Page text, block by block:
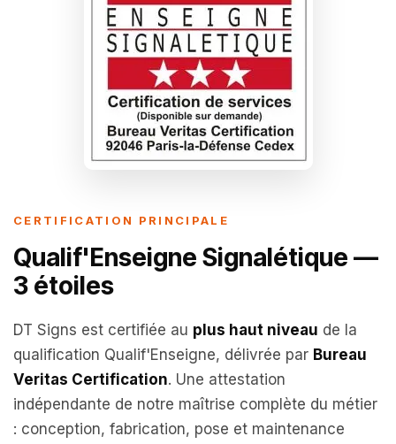
CERTIFICATION PRINCIPALE
Qualif'Enseigne Signalétique —
3 étoiles
DT Signs est certifiée au plus haut niveau de la
qualification Qualif'Enseigne, délivrée par Bureau
Veritas Certification. Une attestation
indépendante de notre maîtrise complète du métier
: conception, fabrication, pose et maintenance